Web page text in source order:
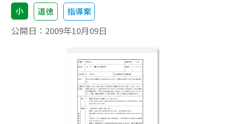
小 道徳 指導案
公開日： 2009年10月09日